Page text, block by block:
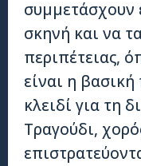
συμμετάσχουν
σκηνή και να
περιπέτειας,
είναι η
κλειδί για τη
Τραγούδι,